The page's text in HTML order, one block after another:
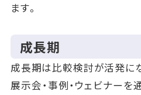
ます。
成長期
成長期は比較検討が活発に
展示会・事例・ウェビナーを